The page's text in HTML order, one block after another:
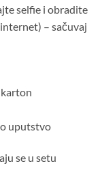
selfie i obradite
– sačuvaj
uputstvo
se u setu